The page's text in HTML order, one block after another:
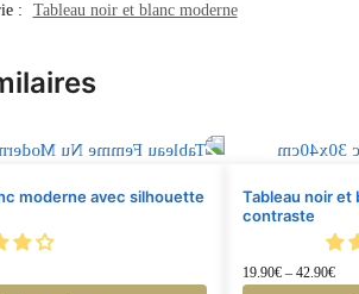
:
Tableau noir et blanc moderne
moderne avec silhouette
Tableau noir et
contraste
19.90€ – 42.90€